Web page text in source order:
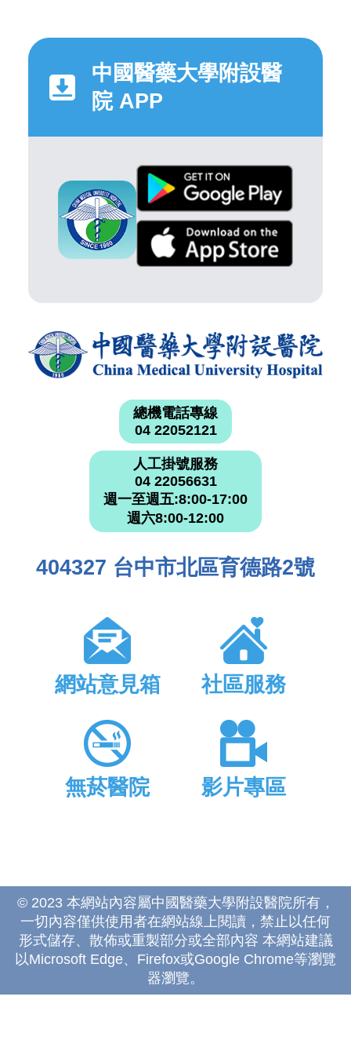
中國醫藥大學附設醫
院 APP
總機電話專線
04 22052121
人工掛號服務
04 22056631
週一至週五:8:00-17:00
週六8:00-12:00
404327 台中市北區育德路2號
網站意見箱 社區服務
無菸醫院 影片專區
© 2023 本網站內容屬中國醫藥大學附設醫院所有，
一切內容僅供使用者在網站線上閱讀，禁止以任何
形式儲存、散佈或重製部分或全部內容 本網站建議
以Microsoft Edge、Firefox或Google Chrome等瀏覽
器瀏覽。